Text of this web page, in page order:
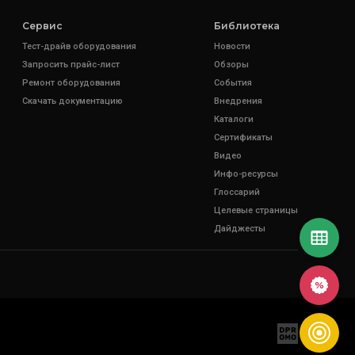
Сервис
Тест-драйв оборудования
Запросить прайс-лист
Ремонт оборудования
Скачать документацию
Библиотека
Новости
Обзоры
События
Внедрения
Каталоги
Сертификаты
Видео
Инфо-ресурсы
Глоссарий
Целевые страницы
Дайджесты